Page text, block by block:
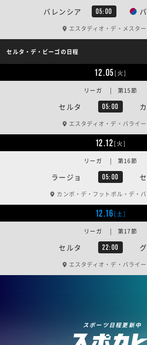
バレンシア 05:00
エスタディオ・デ・メスタ
セルタ・デ・ビーゴの日程
12.05[火]
セルタ 05:00
リーガ | 第15節
エスタディオ・デ・バライ
12.12[火]
ラージョ 05:00
リーガ | 第16節
カンポ・デ・フットボル・デ・
12.16[土]
セルタ 22:00
リーガ | 第17節
エスタディオ・デ・バライ
スポーツ日程更新中